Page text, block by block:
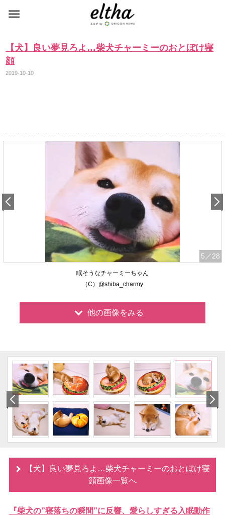
【犬】良い夢見ろよ…柴犬チャーミーのおとぼけ寝
顔
2019-10-10
5 ／28
眠そうなチャーミーちゃん
（C）@shiba_charmy
他の画像をみる
【犬】良い夢見ろよ…柴犬チャーミーのおとぼけ寝
顔画像一覧へ
『柴犬の”寝落ちの瞬間”に反響、愛らしすぎる入眠動作